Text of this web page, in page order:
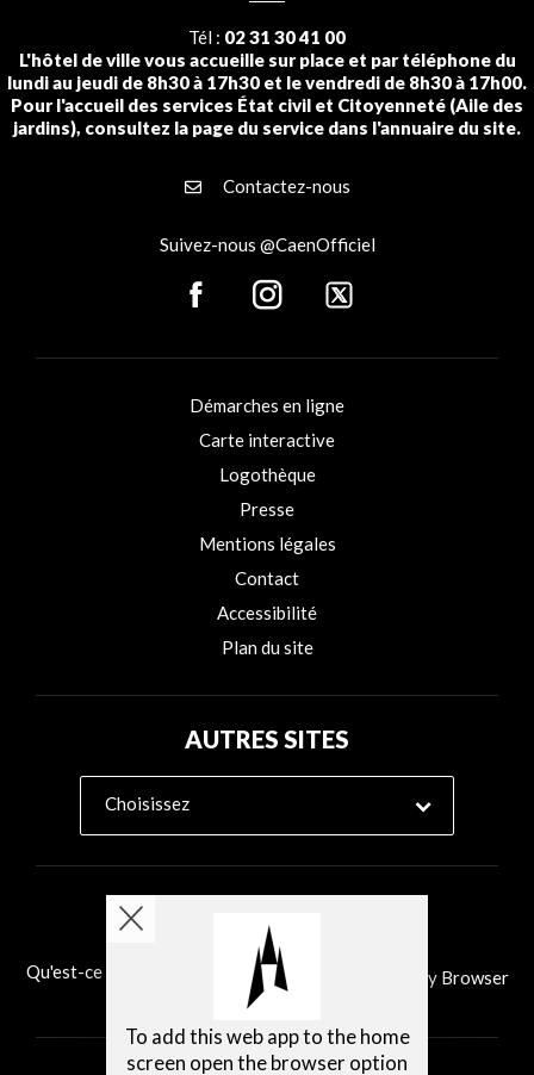
Tél : 02 31 30 41 00
L'hôtel de ville vous accueille sur place et par téléphone du
lundi au jeudi de 8h30 à 17h30 et le vendredi de 8h30 à 17h00.
Pour l'accueil des services État civil et Citoyenneté (Aile des
jardins), consultez la page du service dans l'annuaire du site.
Contactez-nous
Suivez-nous @CaenOfficiel
Démarches en ligne
Carte interactive
Logothèque
Presse
Mentions légales
Contact
Accessibilité
Plan du site
AUTRES SITES
Choisissez
Qu'est-ce que Ability Browser? Installer Ability Browser
To add this web app to the home
screen open the browser option